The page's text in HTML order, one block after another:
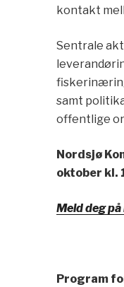
kontakt
Sentrale
samt
offentlige
Nordsjø
oktober kl.
Meld deg på
Program